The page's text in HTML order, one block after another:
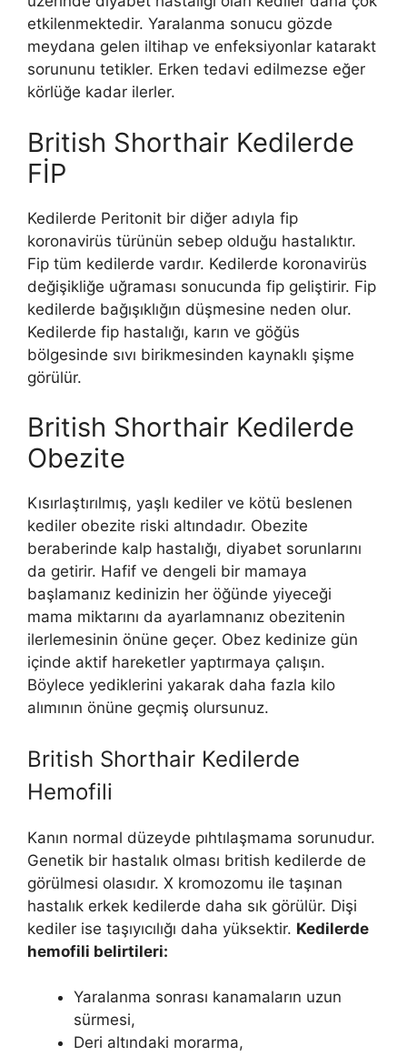
etkilenmektedir. Yaralanma sonucu gözde
meydana gelen iltihap ve enfeksiyonlar katarakt
sorununu tetikler. Erken tedavi edilmezse eğer
körlüğe kadar ilerler.
British Shorthair Kedilerde
FİP
Kedilerde Peritonit bir diğer adıyla fip
koronavirüs türünün sebep olduğu hastalıktır.
Fip tüm kedilerde vardır. Kedilerde koronavirüs
değişikliğe uğraması sonucunda fip geliştirir. Fip
kedilerde bağışıklığın düşmesine neden olur.
Kedilerde fip hastalığı, karın ve göğüs
bölgesinde sıvı birikmesinden kaynaklı şişme
görülür.
British Shorthair Kedilerde
Obezite
Kısırlaştırılmış, yaşlı kediler ve kötü beslenen
kediler obezite riski altındadır. Obezite
beraberinde kalp hastalığı, diyabet sorunlarını
da getirir. Hafif ve dengeli bir mamaya
başlamanız kedinizin her öğünde yiyeceği
mama miktarını da ayarlamnanız obezitenin
ilerlemesinin önüne geçer. Obez kedinize gün
içinde aktif hareketler yaptırmaya çalışın.
Böylece yediklerini yakarak daha fazla kilo
alımının önüne geçmiş olursunuz.
British Shorthair Kedilerde
Hemofili
Kanın normal düzeyde pıhtılaşmama sorunudur.
Genetik bir hastalık olması british kedilerde de
görülmesi olasıdır. X kromozomu ile taşınan
hastalık erkek kedilerde daha sık görülür. Dişi
kediler ise taşıyıcılığı daha yüksektir. Kedilerde
hemofili belirtileri:
Yaralanma sonrası kanamaların uzun
sürmesi,
Deri altındaki morarma,